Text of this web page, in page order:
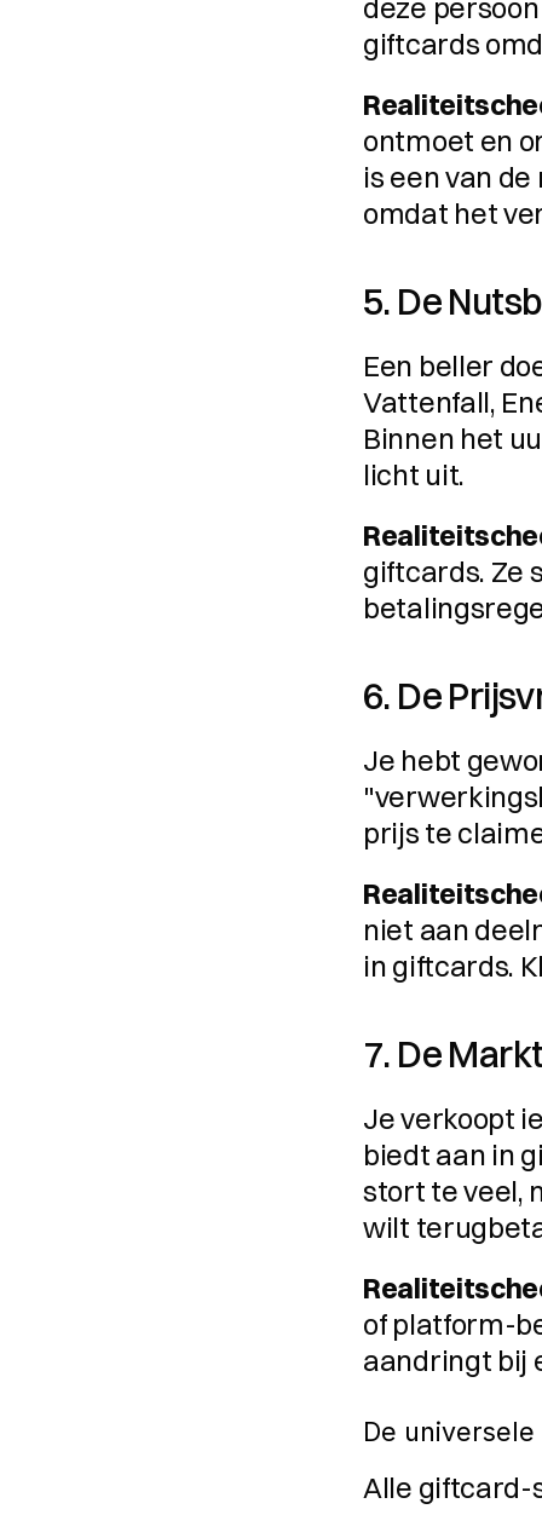
deze
giftcards
ontmoet en
is een van
omdat het
5. De
Een beller
Vattenfall,
Binnen het
licht uit.
giftcards. Ze
6. De
Je hebt
prijs te
niet aan
in giftcards.
7. De
Je verkoopt
biedt aan in
stort te veel,
wilt
of platform-
aandringt bij
De
Alle giftcard-